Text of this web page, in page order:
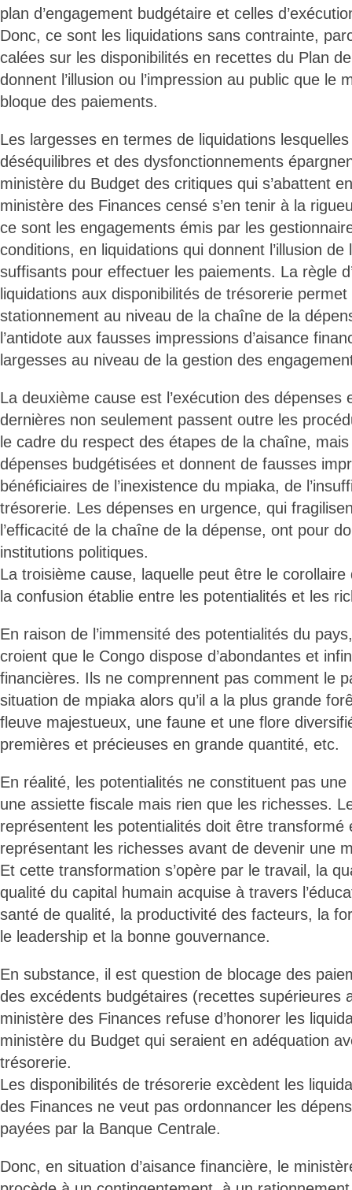
plan d’engagement budgétaire et celles
Donc, ce sont les liquidations sans contrainte,
calées sur les disponibilités en recettes du Plan
donnent l’illusion ou l’impression au public que le
bloque des paiements.
Les largesses en termes de liquidations
déséquilibres et des dysfonctionnements
ministère du Budget des critiques qui s’abattent
ministère des Finances censé s’en tenir à la
ce sont les engagements émis par les
conditions, en liquidations qui donnent l’illusion de
suffisants pour effectuer les paiements. La règle
liquidations aux disponibilités de trésorerie
stationnement au niveau de la chaîne de la
l’antidote aux fausses impressions d’aisance
largesses au niveau de la gestion des
La deuxième cause est l’exécution des dépenses
dernières non seulement passent outre les
le cadre du respect des étapes de la chaîne,
dépenses budgétisées et donnent de fausses
bénéficiaires de l’inexistence du mpiaka, de
trésorerie. Les dépenses en urgence, qui
l’efficacité de la chaîne de la dépense, ont pour
institutions politiques.
La troisième cause, laquelle peut être le
la confusion établie entre les potentialités et les
En raison de l’immensité des potentialités du
croient que le Congo dispose d’abondantes et
financières. Ils ne comprennent pas comment le
situation de mpiaka alors qu’il a la plus grande
fleuve majestueux, une faune et une flore
premières et précieuses en grande quantité, etc.
En réalité, les potentialités ne constituent pas
une assiette fiscale mais rien que les richesses.
représentent les potentialités doit être transformé
représentant les richesses avant de devenir une
Et cette transformation s’opère par le travail, la
qualité du capital humain acquise à travers
santé de qualité, la productivité des facteurs, la
le leadership et la bonne gouvernance.
En substance, il est question de blocage des
des excédents budgétaires (recettes supérieures
ministère des Finances refuse d’honorer les
ministère du Budget qui seraient en adéquation
trésorerie.
Les disponibilités de trésorerie excèdent les
des Finances ne veut pas ordonnancer les
payées par la Banque Centrale.
Donc, en situation d’aisance financière, le